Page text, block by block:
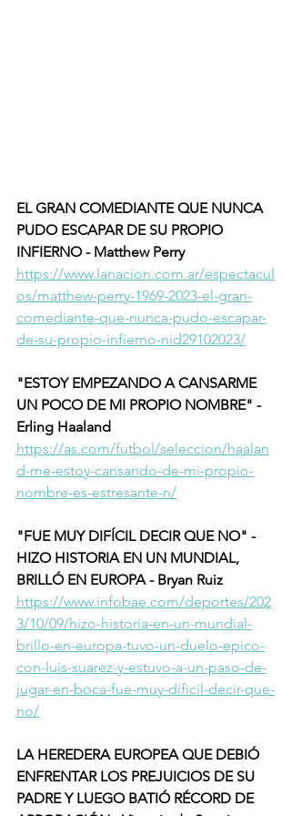
EL GRAN COMEDIANTE QUE NUNCA
PUDO ESCAPAR DE SU PROPIO
INFIERNO - Matthew Perry
https://www.lanacion.com.ar/espectacul
os/matthew-perry-1969-2023-el-gran-
comediante-que-nunca-pudo-escapar-
de-su-propio-infierno-nid29102023/
"ESTOY EMPEZANDO A CANSARME
UN POCO DE MI PROPIO NOMBRE" -
Erling Haaland
https://as.com/futbol/seleccion/haalan
d-me-estoy-cansando-de-mi-propio-
nombre-es-estresante-n/
"FUE MUY DIFÍCIL DECIR QUE NO" -
HIZO HISTORIA EN UN MUNDIAL,
BRILLÓ EN EUROPA - Bryan Ruiz
https://www.infobae.com/deportes/202
3/10/09/hizo-historia-en-un-mundial-
brillo-en-europa-tuvo-un-duelo-epico-
con-luis-suarez-y-estuvo-a-un-paso-de-
jugar-en-boca-fue-muy-dificil-decir-que-
no/
LA HEREDERA EUROPEA QUE DEBIÓ
ENFRENTAR LOS PREJUICIOS DE SU
PADRE Y LUEGO BATIÓ RÉCORD DE